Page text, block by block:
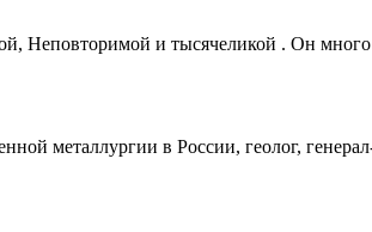
Неповторимой и тысячеликой . Он
металлургии в России, геолог,